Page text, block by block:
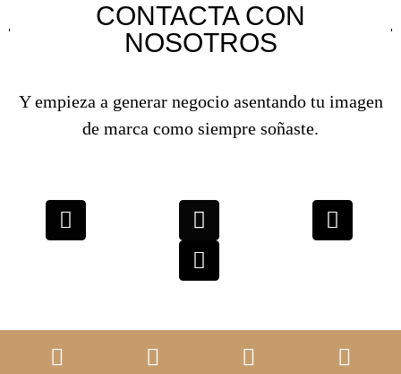
CONTACTA CON
NOSOTROS
Y empieza a generar negocio asentando tu imagen
de marca como siempre soñaste.